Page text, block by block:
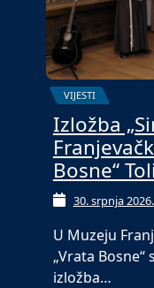
VIJESTI
Izložba
Bosne“
30. srpnja 2026.
U Muzeju
„Vrata
izložba…